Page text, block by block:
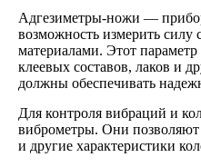
Адгезиметры-ножи —
возможность измерить силу
материалами. Этот
клеевых составов, лаков и
должны обеспечивать
Для контроля вибраций и
виброметры. Они позволяют
и другие характеристики